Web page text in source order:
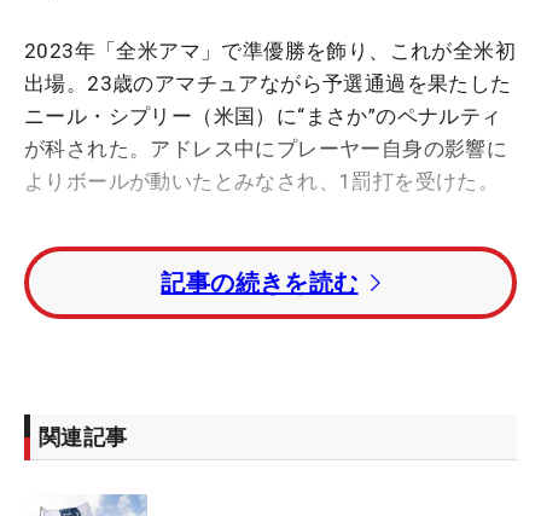
2023年「全米アマ」で準優勝を飾り、これが全米初
出場。23歳のアマチュアながら予選通過を果たした
ニール・シプリー（米国）に“まさか”のペナルティ
が科された。アドレス中にプレーヤー自身の影響に
よりボールが動いたとみなされ、1罰打を受けた。
実測368ヤードの13番パー4。ドライバーでのティ
ショットをフェアウェイに運ぶと、残り52ヤードの
アプローチはグリーンにキャリーしたが、傾斜で花
が、ボールが動いたため、すぐさまそれを外した。
全米ゴルフ協会（USGA）はシプリーのアドレスが
記事の続きを読む
関連記事